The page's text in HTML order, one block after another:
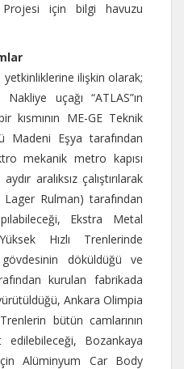
için bilgi havuzu
ilişkin olarak;
uçağı “ATLAS”ın
kısmının ME-GE Teknik
Madeni Eşya tarafından
mekanik metro kapısı
aralıksız çalıştırılarak
Rulman) tarafından
Ekstra Metal
Hızlı Trenlerinde
döküldüğü ve
kurulan fabrikada
Ankara Olimpia
bütün camlarının
edilebileceği, Bozankaya
Alüminyum Car Body